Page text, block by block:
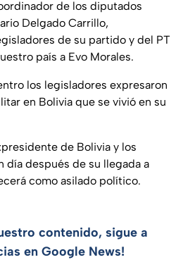
de los diputados
Delgado Carrillo,
de su partido y del PT
país a Evo Morales.
los legisladores expresaron
en Bolivia que se vivió en su
de Bolivia y los
día después de su llegada a
como asilado político.
contenido, sigue a
en Google News!